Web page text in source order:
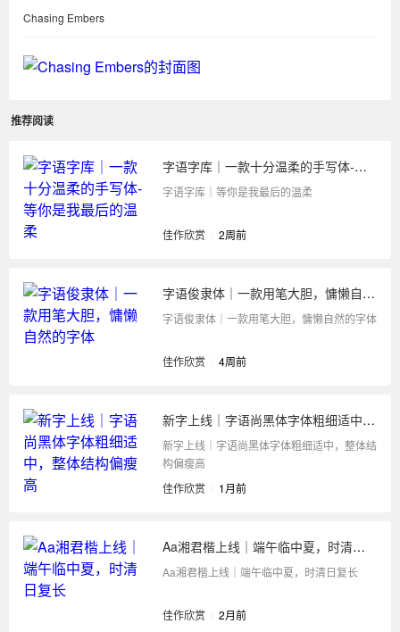
Chasing Embers
推荐阅读
字语字库｜一款十分温柔的手写体-等你是我最后的温柔
字语字库｜等你是我最后的温柔
佳作欣赏 2周前
字语俊隶体｜一款用笔大胆，慵懒自然的字体
字语俊隶体｜一款用笔大胆，慵懒自然的字体
佳作欣赏 4周前
新字上线｜字语尚黑体字体粗细适中，整体结构偏瘦高
新字上线｜字语尚黑体字体粗细适中，整体结
构偏瘦高
佳作欣赏
1月前
Aa湘君楷上线｜端午临中夏，时清日复长
Aa湘君楷上线｜端午临中夏，时清日复长
佳作欣赏 2月前